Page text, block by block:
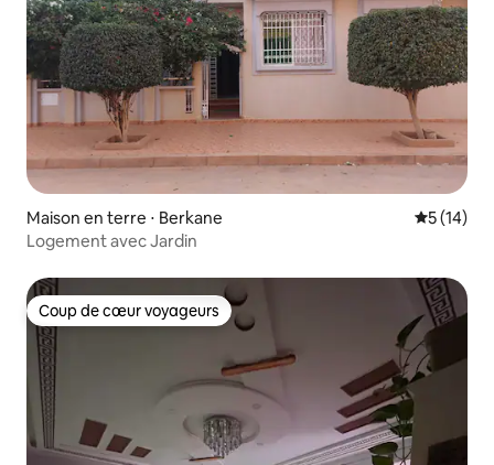
Maison en terre ⋅ Berkane
5 (14)
Logement avec Jardin
Coup de cœur voyageurs
Coup de cœur voyageurs